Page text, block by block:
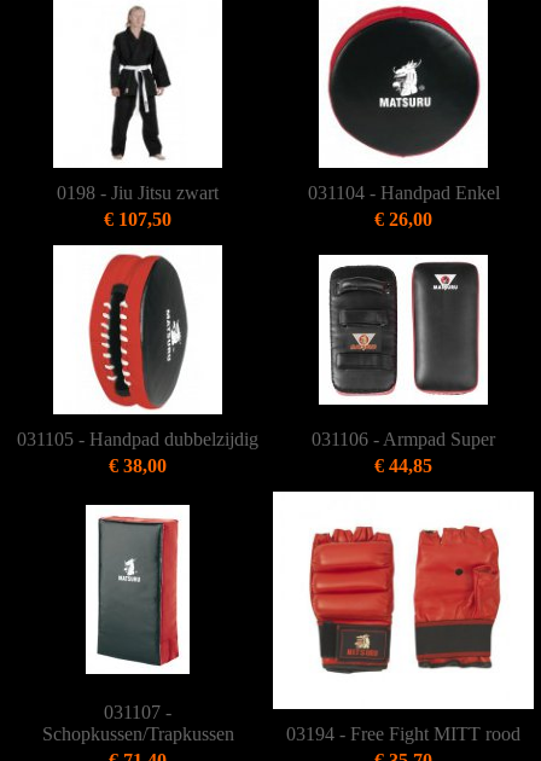
0198 - Jiu Jitsu zwart
€ 107,50
031104 - Handpad Enkel
€ 26,00
031105 - Handpad dubbelzijdig
€ 38,00
031106 - Armpad Super
€ 44,85
031107 -
Schopkussen/Trapkussen
03194 - Free Fight MITT rood